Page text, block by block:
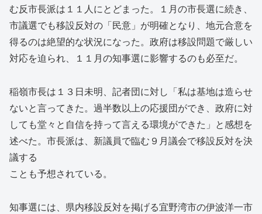
む反市長派は１１人にとどまった。１月の市長選に続き、
市議選でも移設反対の「民意」が明確となり、地元合意を
得るのは絶望的な状況になった。政府は移設問題で厳しい
対応を迫られ、１１月の知事選に影響するのも必至だ。
稲嶺市長は１３日未明、記者団に対し「私は基地は造らせ
ないと言ってきた。過半数以上の応援団ができ、政府に対
しても堂々と自信を持って言える環境ができた」と感想を
述べた。市長派は、新議員で臨む９月議会で移設反対を決
議する
ことも予想されている。
知事選には、県内移設反対を掲げる宜野湾市の伊波洋一市